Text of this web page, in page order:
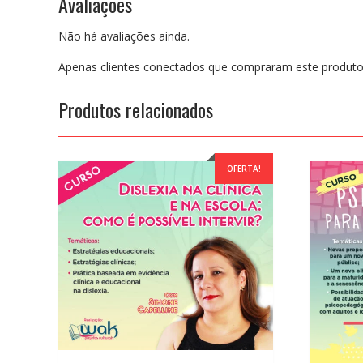
Não há avaliações ainda.
Apenas clientes conectados que compraram este
Produtos relacionados
OFERTA!